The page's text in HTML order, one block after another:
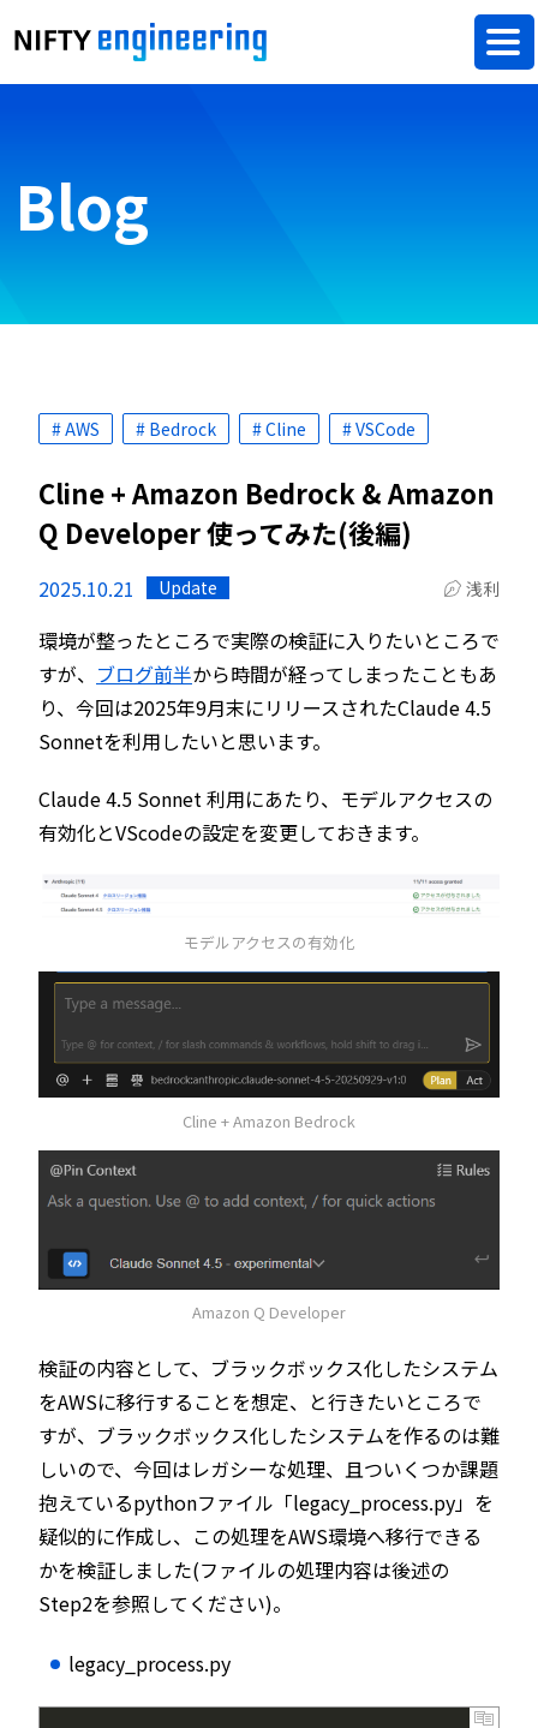
Blog
# AWS # Bedrock # Cline # VSCode
Cline + Amazon Bedrock & Amazon
Q Developer 使ってみた(後編)
2025.10.21 Update 浅利
環境が整ったところで実際の検証に入りたいところで
すが、 ブログ前半から時間が経ってしまったこともあ
り、今回は2025年9月末にリリースされたClaude 4.5
Sonnetを利用したいと思います。
Claude 4.5 Sonnet 利用にあたり、モデルアクセスの
有効化とVScodeの設定を変更しておきます。
モデルアクセスの有効化
Cline + Amazon Bedrock
Amazon Q Developer
検証の内容として、ブラックボックス化したシステム
をAWSに移行することを想定、と行きたいところで
すが、ブラックボックス化したシステムを作るのは難
しいので、今回はレガシーな処理、且ついくつか課題
抱えているpythonファイル「legacy_process.py」を
疑似的に作成し、この処理をAWS環境へ移行できる
かを検証しました(ファイルの処理内容は後述の
Step2を参照してください)。
legacy_process.py